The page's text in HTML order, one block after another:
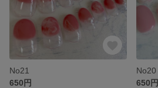
No21
650円
No20
650円